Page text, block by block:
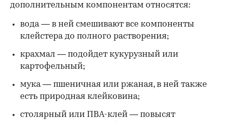
дополнительным компонентам относятся:
вода — в ней смешивают все компоненты
клейстера до полного растворения;
крахмал — подойдет кукурузный или
картофельный;
мука — пшеничная или ржаная, в ней также
есть природная клейковина;
столярный или ПВА-клей — повысят